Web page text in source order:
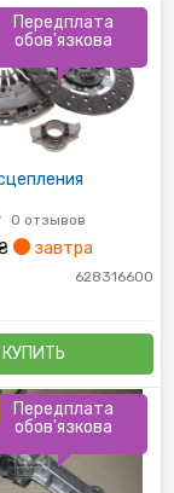
0 отзывов
завтра
628316600
КУПИТЬ
Передплата
обов'язкова
Передплата
обов'язкова